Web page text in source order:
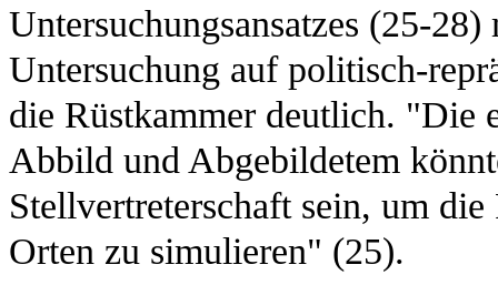
Untersuchungsansatzes (25-
Untersuchung auf politisch-
die Rüstkammer deutlich. "Die
Abbild und Abgebildetem
Stellvertreterschaft sein, um die
Orten zu simulieren" (25).